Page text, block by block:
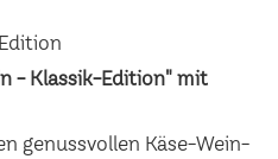
- Klassik-Edition" mit
genussvollen Käse-Wein-